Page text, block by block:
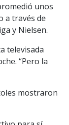
unos
a través de
y Nielsen.
televisada
“Pero la
mostraron